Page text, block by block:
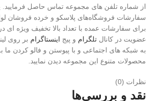
از شماره تلفن های مجموعه تماس حاصل فرمایید.
سفارشات فروشگاه‌های پلاسکو و خرده فروشان
برای سفارشات عمده با تعداد بالا تخفیف ویژه
عضویت در کانال تلگرام و پیج اینستاگرام بر روی
به شبکه‌ های اجتماعی و با پیوستن و فالو کردن
محصولات متنوع این مجموعه دیدن نمایید.
نظرات (0)
نقد و بررسی‌ها